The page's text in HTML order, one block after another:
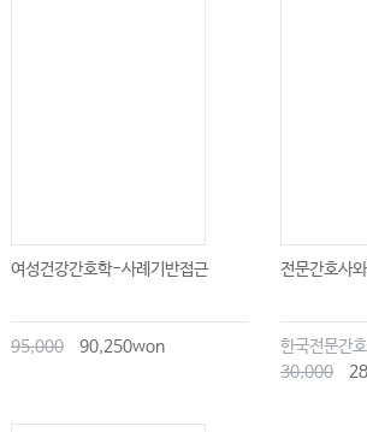
여성건강간호학-사례기반접근
95,000 90,250won
전문간호사
한국전문간
30,000